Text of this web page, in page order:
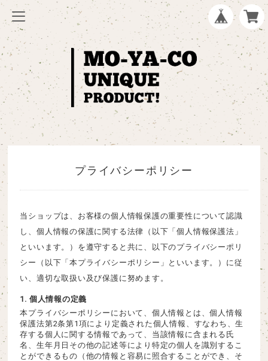
プライバシーポリシー
当ショップは、お客様の個人情報保護の重要性について認識
し、個人情報の保護に関する法律（以下「個人情報保護法」
といいます。）を遵守すると共に、以下のプライバシーポリ
シー（以下「本プライバシーポリシー」といいます。）に従
い、適切な取扱い及び保護に努めます。
1. 個人情報の定義
本プライバシーポリシーにおいて、個人情報とは、個人情報
保護法第2条第1項により定義された個人情報、すなわち、生
存する個人に関する情報であって、当該情報に含まれる氏
名、生年月日その他の記述等により特定の個人を識別するこ
とができるもの（他の情報と容易に照合することができ、そ